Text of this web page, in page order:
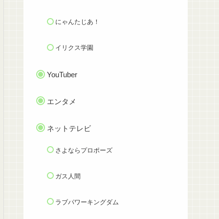
にゃんたじあ！
イリクス学園
YouTuber
エンタメ
ネットテレビ
さよならプロポーズ
ガス人間
ラブパワーキングダム